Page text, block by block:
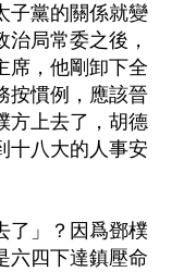
子黨的關係就變
局常委之後，
席，他剛卸下全
按慣例，應該晉
方上去了，胡德
十八大的人事安
了」？因爲鄧樸
六四下達鎮壓命